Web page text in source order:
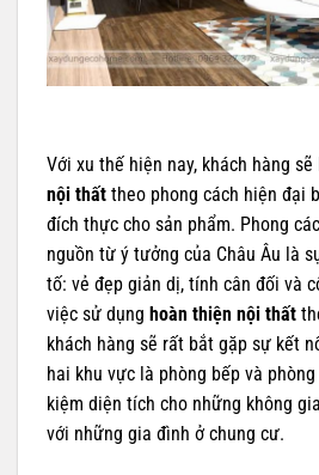
Với xu thế hiện nay, khách hàng sẽ
nội thất theo phong cách hiện đại
đích thực cho sản phẩm. Phong
nguồn từ ý tưởng của Châu Âu là
tố: vẻ đẹp giản dị, tính cân đối và
việc sử dụng hoàn thiện nội thất
khách hàng sẽ rất bắt gặp sự kết
hai khu vực là phòng bếp và
kiệm diện tích cho những không
với những gia đình ở chung cư.